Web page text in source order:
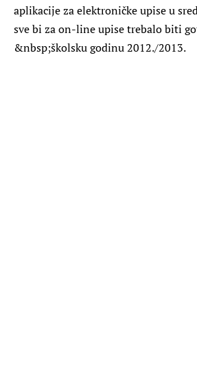
aplikacije za elektroničke upise u
sve bi za on-line upise trebalo biti
&nbsp;školsku godinu 2012./2013.